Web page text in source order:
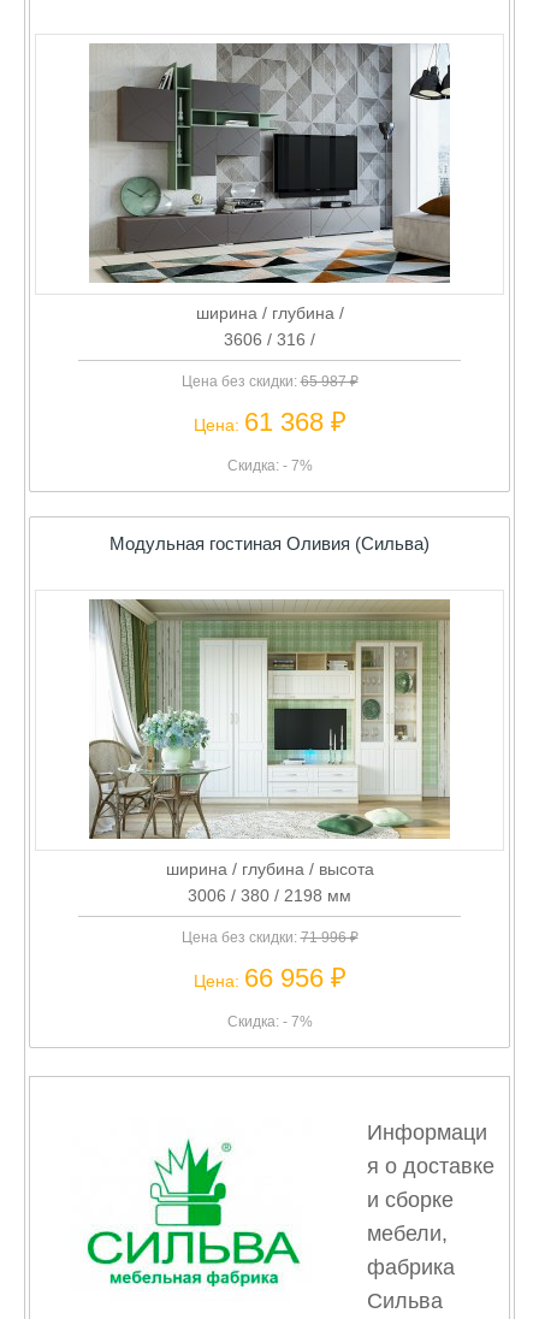
ширина / глубина /
3606 / 316 /
Цена без скидки:65 987 ₽
Цена: 61 368 ₽
Скидка: - 7%
Модульная гостиная Оливия (Сильва)
ширина / глубина / высота
3006 / 380 / 2198 мм
Цена без скидки:71 996 ₽
Цена: 66 956 ₽
Скидка: - 7%
Информаци
я о доставке
и сборке
мебели,
фабрика
Сильва